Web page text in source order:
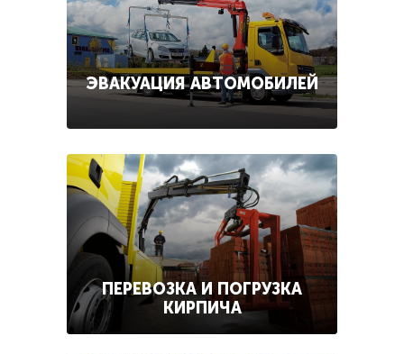
ЭВАКУАЦИЯ АВТОМОБИЛЕЙ
ПЕРЕВОЗКА И ПОГРУЗКА
КИРПИЧА